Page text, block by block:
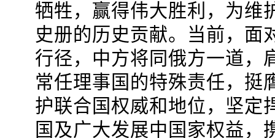
牺牲，赢得伟大胜利，为维
史册的历史贡献。当前，面
行径，中方将同俄方一道，
常任理事国的特殊责任，挺
护联合国权威和地位，坚定
国及广大发展中国家权益，